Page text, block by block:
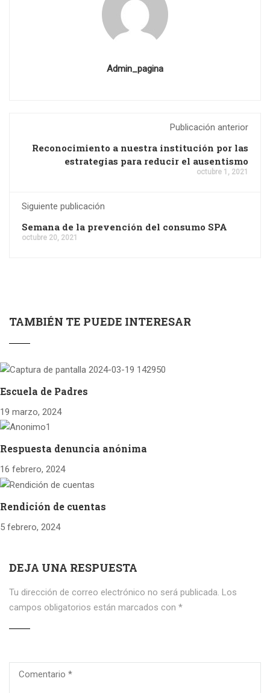
Admin_pagina
Publicación anterior
Reconocimiento a nuestra institución por las
estrategias para reducir el ausentismo
octubre 1, 2021
Siguiente publicación
Semana de la prevención del consumo SPA
octubre 20, 2021
TAMBIÉN TE PUEDE INTERESAR
Escuela de Padres
19 marzo, 2024
Respuesta denuncia anónima
16 febrero, 2024
Rendición de cuentas
5 febrero, 2024
DEJA UNA RESPUESTA
Tu dirección de correo electrónico no será publicada. Los
campos obligatorios están marcados con *